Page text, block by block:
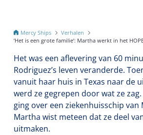
Mercy Ships
Verhalen
‘Het is een grote familie’: Martha werkt in het
Het was een aflevering van 60
Rodriguez’s leven veranderde.
vanuit haar huis in Texas naar de
werd ze gegrepen door wat ze
ging over een ziekenhuisschip van
Martha wist meteen dat ze deel
uitmaken.